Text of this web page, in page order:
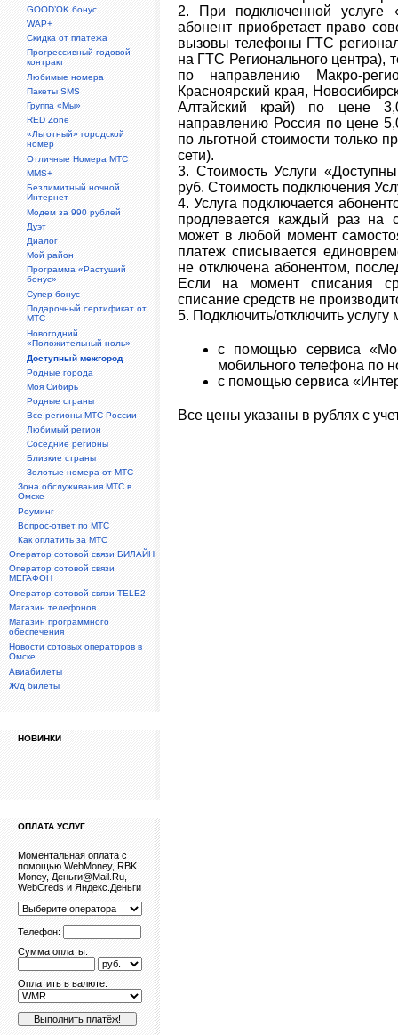
2. При подключенной услуге
абонент приобретает право
вызовы телефоны ГТС
на ГТС Регионального
по направлению Макро-
Красноярский края,
Алтайский край) по цене
направлению Россия по цене
по льготной стоимости только
сети).
3. Стоимость Услуги
руб. Стоимость подключения
4. Услуга подключается
продлевается каждый раз на
может в любой момент
платеж списывается
не отключена абонентом,
Если на момент списания
списание средств не
5. Подключить/отключить услугу
с помощью сервиса
мобильного телефона по
с помощью сервиса
Все цены указаны в рублях с
GOOD’OK бонус
WAP+
Скидка от платежа
Прогрессивный годовой
контракт
Любимые номера
Пакеты SMS
Группа «Мы»
RED Zone
«Льготный» городской
номер
Отличные Номера МТС
MMS+
Безлимитный ночной
Интернет
Модем за 990 рублей
Дуэт
Диалог
Мой район
Программа «Растущий
бонус»
Супер-бонус
Подарочный сертификат от
МТС
Новогодний
«Положительный ноль»
Доступный межгород
Родные города
Моя Сибирь
Родные страны
Все регионы МТС России
Любимый регион
Соседние регионы
Близкие страны
Золотые номера от МТС
Зона обслуживания МТС в
Омске
Роуминг
Вопрос-ответ по МТС
Как оплатить за МТС
Оператор сотовой связи БИЛАЙН
Оператор сотовой связи
МЕГАФОН
Оператор сотовой связи TELE2
Магазин телефонов
Магазин программного
обеспечения
Новости сотовых операторов в
Омске
Авиабилеты
Ж/д билеты
НОВИНКИ
ОПЛАТА УСЛУГ
Моментальная оплата с
помощью WebMoney, RBK
Money, Деньги@Mail.Ru,
WebCreds и Яндекс.Деньги
Телефон:
Сумма оплаты:
Оплатить в валюте: